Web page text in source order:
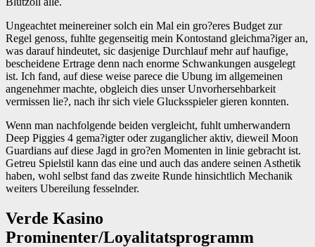
Ungeachtet meinereiner solch ein Mal ein gro?eres Budget zur
Regel genoss, fuhlte gegenseitig mein Kontostand gleichma?iger an,
was darauf hindeutet, sic dasjenige Durchlauf mehr auf haufige,
bescheidene Ertrage denn nach enorme Schwankungen ausgelegt
ist. Ich fand, auf diese weise parece die Ubung im allgemeinen
angenehmer machte, obgleich dies unser Unvorhersehbarkeit
vermissen lie?, nach ihr sich viele Glucksspieler gieren konnten.
Wenn man nachfolgende beiden vergleicht, fuhlt umherwandern
Deep Piggies 4 gema?igter oder zuganglicher aktiv, dieweil Moon
Guardians auf diese Jagd in gro?en Momenten in linie gebracht ist.
Getreu Spielstil kann das eine und auch das andere seinen Asthetik
haben, wohl selbst fand das zweite Runde hinsichtlich Mechanik
weiters Ubereilung fesselnder.
Verde Kasino
Prominenter/Loyalitatsprogramm